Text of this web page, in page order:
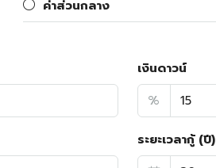
ค่าส่วนกลาง
เงินดาวน์
%
ระยะเวลากู้ (ปี)